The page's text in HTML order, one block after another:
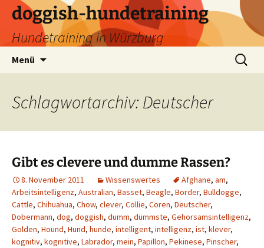
Zum
Inhalt
springen
doggish-hundetraining
Hundetraining in Würzburg
Menü
Suchen
nach:
Schlagwortarchiv: Deutscher
Gibt es clevere und dumme Rassen?
8. November 2011 Wissenswertes Afghane, am,
Arbeitsintelligenz, Australian, Basset, Beagle, Border, Bulldogge,
Cattle, Chihuahua, Chow, clever, Collie, Coren, Deutscher,
Dobermann, dog, doggish, dumm, dümmste, Gehorsamsintelligenz,
Golden, Hound, Hund, hunde, intelligent, intelligenz, ist, klever,
kognitiv, kognitive, Labrador, mein, Papillon, Pekinese, Pinscher,